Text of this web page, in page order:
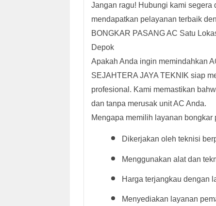
Jangan ragu! Hubungi kami segera
mendapatkan pelayanan terbaik
BONGKAR PASANG AC Satu
Depok
Apakah Anda ingin memindahkan
SEJAHTERA JAYA TEKNIK siap
profesional. Kami memastikan
dan tanpa merusak unit AC Anda.
Mengapa memilih layanan bongkar
Dikerjakan oleh teknisi
Menggunakan alat dan
Harga terjangkau dengan
Menyediakan layanan